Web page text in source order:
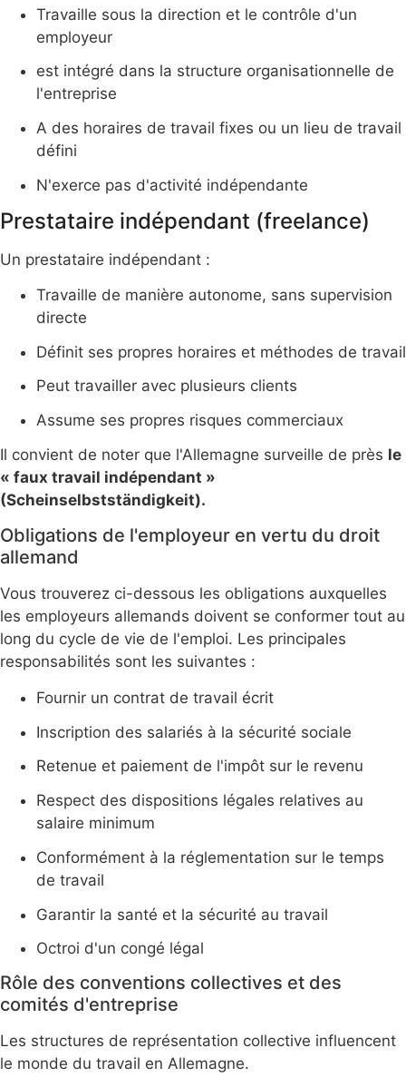
Travaille sous la direction et le contrôle d'un
employeur
est intégré dans la structure organisationnelle de
l'entreprise
A des horaires de travail fixes ou un lieu de travail
défini
N'exerce pas d'activité indépendante
Prestataire indépendant (freelance)
Un prestataire indépendant :
Travaille de manière autonome, sans supervision
directe
Définit ses propres horaires et méthodes de travail
Peut travailler avec plusieurs clients
Assume ses propres risques commerciaux
Il convient de noter que l'Allemagne surveille de près le
« faux travail indépendant »
(Scheinselbstständigkeit).
Obligations de l'employeur en vertu du droit
allemand
Vous trouverez ci-dessous les obligations auxquelles
les employeurs allemands doivent se conformer tout au
long du cycle de vie de l'emploi. Les principales
responsabilités sont les suivantes :
Fournir un contrat de travail écrit
Inscription des salariés à la sécurité sociale
Retenue et paiement de l'impôt sur le revenu
Respect des dispositions légales relatives au
salaire minimum
Conformément à la réglementation sur le temps
de travail
Garantir la santé et la sécurité au travail
Octroi d'un congé légal
Rôle des conventions collectives et des
comités d'entreprise
Les structures de représentation collective influencent
le monde du travail en Allemagne.